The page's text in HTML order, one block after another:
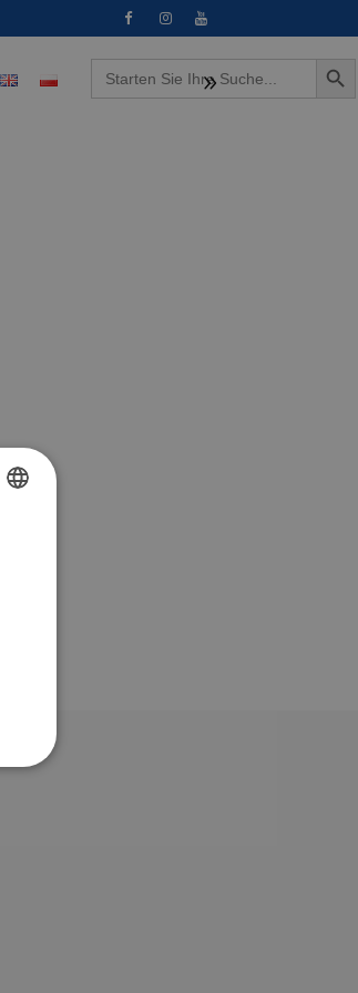
Search
for:
Search Button